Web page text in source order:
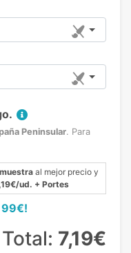
Peninsular. Para
al mejor precio y
ud. + Portes
99€!
Total: 7,19€